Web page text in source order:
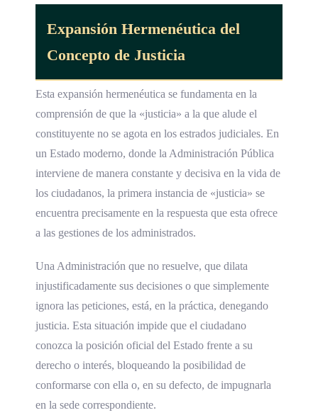
Expansión Hermenéutica del
Concepto de Justicia
Esta expansión hermenéutica se fundamenta en la
comprensión de que la «justicia» a la que alude el
constituyente no se agota en los estrados judiciales. En
un Estado moderno, donde la Administración Pública
interviene de manera constante y decisiva en la vida de
los ciudadanos, la primera instancia de «justicia» se
encuentra precisamente en la respuesta que esta ofrece
a las gestiones de los administrados.
Una Administración que no resuelve, que dilata
injustificadamente sus decisiones o que simplemente
ignora las peticiones, está, en la práctica, denegando
justicia. Esta situación impide que el ciudadano
conozca la posición oficial del Estado frente a su
derecho o interés, bloqueando la posibilidad de
conformarse con ella o, en su defecto, de impugnarla
en la sede correspondiente.